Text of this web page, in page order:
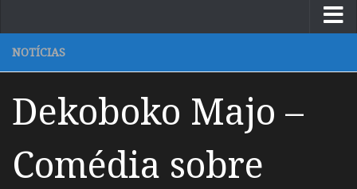
NOTÍCIAS
Dekoboko Majo –
Comédia sobre